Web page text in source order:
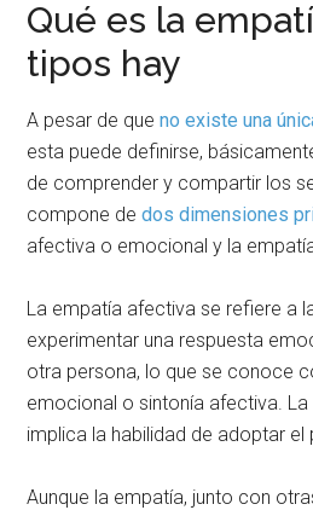
Qué es la
tipos hay
A pesar de queno existe una
esta puede definirse,
de comprender y compartir los
compone dedos dimensiones
afectiva o emocional y la
La empatía afectiva se refiere a
experimentar una respuesta
otra persona, lo que se conoce
emocional o sintonía afectiva.
implica la habilidad de adoptar el
Aunque la empatía, junto con